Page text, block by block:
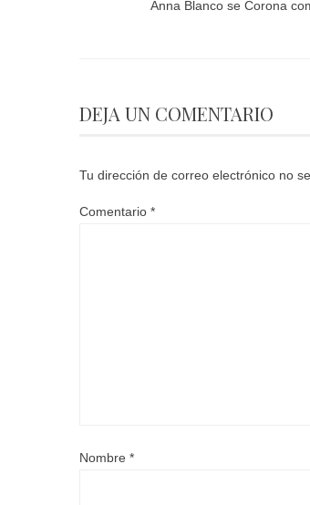
Anna Blanco se Corona
DEJA UN COMENTARIO
Tu dirección de correo electrónico no
Comentario *
Nombre *